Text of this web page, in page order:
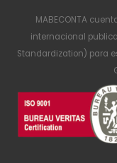
MABECONTA
internacional
Standardization) para